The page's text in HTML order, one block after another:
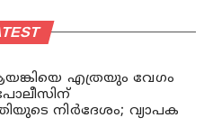
എത്രയും വേഗം
നിര്‍ദേശം; വ്യാപക